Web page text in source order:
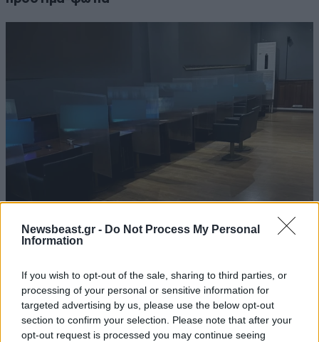
Newsbeast.gr - Do Not Process My Personal
Information
If you wish to opt-out of the sale, sharing to third parties, or
processing of your personal or sensitive information for
targeted advertising by us, please use the below opt-out
section to confirm your selection. Please note that after your
opt-out request is processed you may continue seeing
«Χτύπημα» της Αστυνομίας και τέσσερις
Θεσσαλονίκη